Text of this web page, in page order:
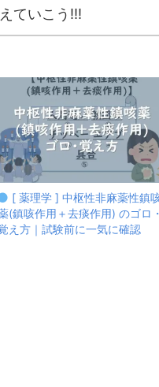
ていこう!!!
[ 薬理学 ] 中枢性非麻薬性鎮
(鎮咳作用＋去痰作用) のゴロ・
え方｜試験前に一気に確認